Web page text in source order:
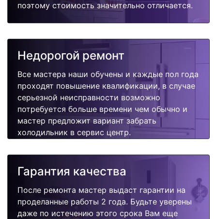
поэтому стоимость значительно отличается.
Недорогой ремонт
Все мастера наши обучены и каждые пол года
проходят повышение квалификации, в случае
серьезной неисправности возможно
потребуется больше времени чем обычно и
мастер предложит вариант забрать
холодильник в сервис центр.
Гарантия качества
После ремонта мастер выдаст гарантии на
проделанные работы 2 года. Будьте уверены
даже по истечению этого срока Вам еще